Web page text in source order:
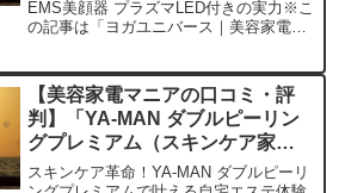
EMS美顔器 プラズマLED付きの実力※こ
の記事は「ヨガユニバース｜美容家電マ
美容家電の進化が著しいですよね。今回
私が手に入れたのは、...
【美容家電マニアの口コミ・評
判】「YA-MAN ダブルピーリン
グプレミアム（スキンケア家
電）」を実際に使ってみた正直感
スキンケア革命！YA-MAN ダブルピーリ